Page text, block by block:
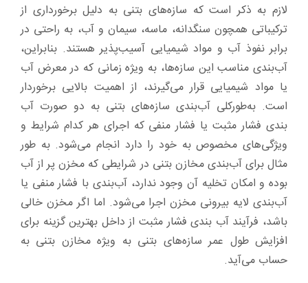
لازم به ذکر است که سازه‌های بتنی به دلیل برخورداری از
ترکیباتی همچون سنگدانه، ماسه، سیمان و آب، به راحتی در
برابر نفوذ آب و مواد شیمیایی آسیب‌پذیر هستند. بنابراین،
آب‌بندی مناسب این سازه‌ها، به ویژه زمانی که در معرض آب
یا مواد شیمیایی قرار می‌گیرند، از اهمیت بالایی برخوردار
است. به‌طورکلی آب‌بندی سازه‌های بتنی به دو صورت آب
بندی فشار مثبت یا فشار منفی که اجرای هر کدام شرایط و
ویژگی‌های مخصوص به خود را دارد انجام می‌شود. به طور
مثال برای آب‌بندی مخازن بتنی در شرایطی که مخزن پر از آب
بوده و امکان تخلیه آن وجود ندارد، آب‌بندی با فشار منفی یا
آب‌بندی لایه بیرونی مخزن اجرا می‌شود. اما اگر مخزن خالی
باشد، فرآیند آب بندی فشار مثبت از داخل بهترین گزینه برای
افزایش طول عمر سازه‌های بتنی به ویژه مخازن بتنی به
حساب می‌آید.